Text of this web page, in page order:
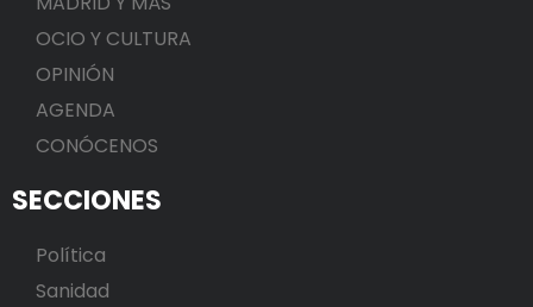
OCIO Y CULTURA
OPINIÓN
AGENDA
CONÓCENOS
SECCIONES
Política
Sanidad